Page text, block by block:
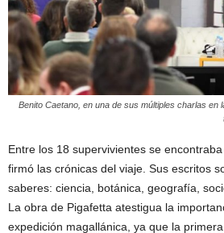
Benito Caetano, en una de sus múltiples charlas en
Entre los 18 supervivientes se
firmó las crónicas del viaje. Sus escritos
saberes: ciencia, botánica, geografía,
La obra de Pigafetta atestigua la
expedición magallánica, ya que la